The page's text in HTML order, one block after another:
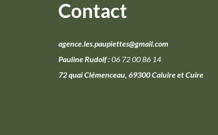
Contact
agence.les.paupiettes@gmail.com
Pauline Rudolf :06 72 00 86 14
72 quai Clémenceau, 69300 Caluire et Cuire